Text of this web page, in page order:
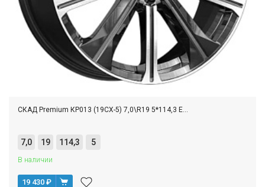
СКАД Premium КР013 (19CX-5) 7,0\R19 5*114,3 E...
7,0 19 114,3 5
В наличии
19 430 ₽